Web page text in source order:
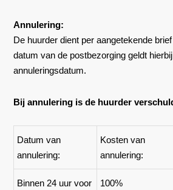
Annulering:
De huurder dient per aangetekende
datum van de postbezorging geldt
annuleringsdatum.
Bij annulering is de huurder
Datum van
annulering:
Kosten van
annulering:
Binnen 24 uur voor
100%